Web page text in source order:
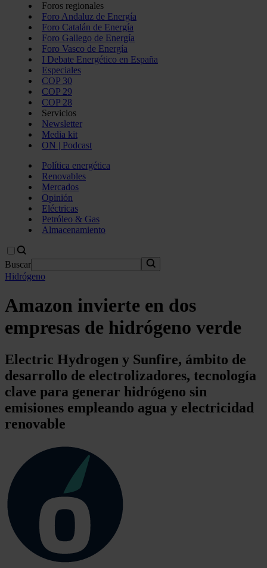
Foros regionales
Foro Andaluz de Energía
Foro Catalán de Energía
Foro Gallego de Energía
Foro Vasco de Energía
I Debate Energético en España
Especiales
COP 30
COP 29
COP 28
Servicios
Newsletter
Media kit
ON | Podcast
Política energética
Renovables
Mercados
Opinión
Eléctricas
Petróleo & Gas
Almacenamiento
Buscar
Hidrógeno
Amazon invierte en dos
empresas de hidrógeno verde
Electric Hydrogen y Sunfire, ámbito de
desarrollo de electrolizadores, tecnología
clave para generar hidrógeno sin
emisiones empleando agua y electricidad
renovable